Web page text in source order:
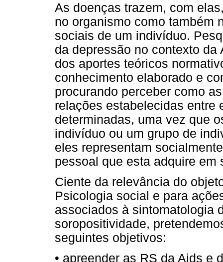
As doenças trazem, com
no organismo como também
sociais de um indivíduo.
da depressão no contexto
dos aportes teóricos
conhecimento elaborado e
procurando perceber como
relações estabelecidas entre
determinadas, uma vez que
indivíduo ou um grupo de
eles representam
pessoal que esta adquire em
Ciente da relevância do
Psicologia social e para
associados à sintomatologia
soropositividade,
seguintes objetivos:
• apreender as RS da Aids e